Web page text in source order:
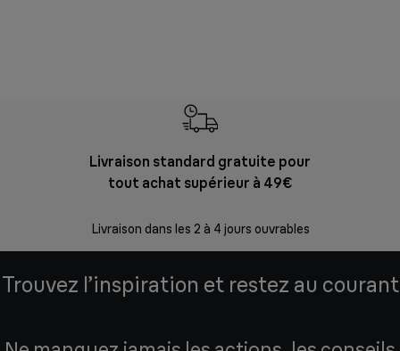
Livraison standard gratuite pour
tout achat supérieur à 49€
Livraison dans les 2 à 4 jours ouvrables
Trouvez l’inspiration et restez au courant